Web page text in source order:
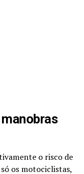
o risco de
os motociclistas,